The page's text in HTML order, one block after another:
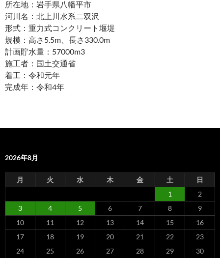
所在地：岩手県八幡平市
河川名：北上川水系二双沢
形式：重力式コンクリート堰堤
規模：高さ5.5m、長さ330.0m
計画貯水量：57000m3
施工者：国土交通省
着工：令和元年
完成年：令和4年
2026年8月
月 火 水 木 金 土
日
1
2
3
4 5 6 7 8
9
10
11 12 13 14 15
16
17
18 19 20 21 22
23
24
25 26 27 28 29
30